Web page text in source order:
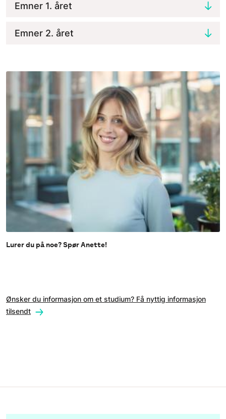
Emner 1. året
Emner 2. året
Lurer du på noe? Spør Anette!
Ønsker du informasjon om et studium? Få nyttig informasjon
tilsendt